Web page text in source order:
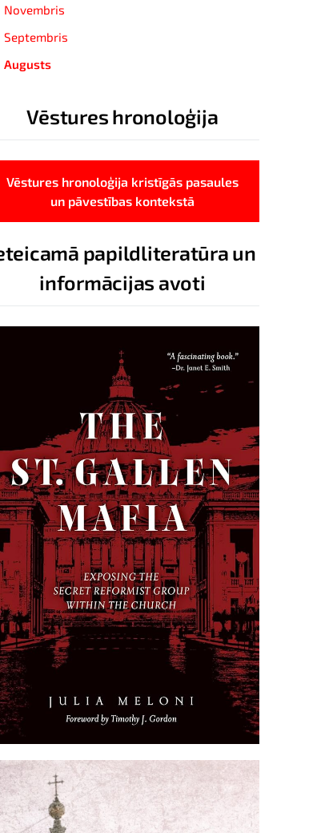
Novembris
Septembris
Augusts
Vēstures hronoloģija
Vēstures hronoloģija kristīgās pasaules
un pāvestības kontekstā
papildliteratūra un
informācijas avoti